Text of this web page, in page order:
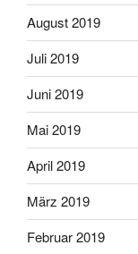
August 2019
Juli 2019
Juni 2019
Mai 2019
April 2019
März 2019
Februar 2019